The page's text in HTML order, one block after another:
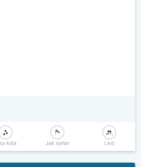
kiša Jak vjetar Led